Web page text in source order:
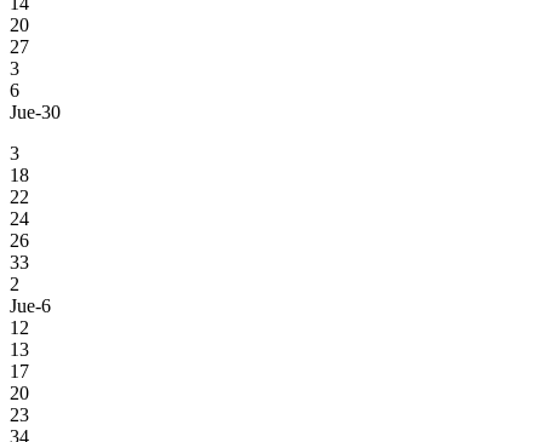
20
27
3
6
Jue-30
3
18
22
24
26
33
2
Jue-6
12
13
17
20
23
34